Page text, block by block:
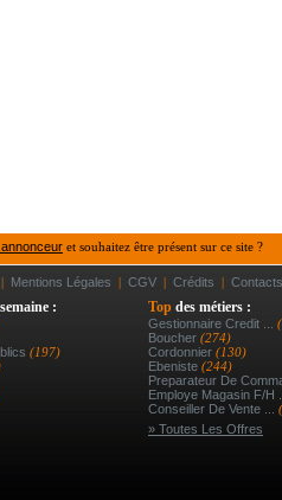
annonceur et souhaitez être présent sur ce site ?
| Mentions Légales | CGV | Crédits | Contacts
:
(197)
Top des métiers :
Gestionnaire Credit ...
Boucher (274)
Cordonnier (130)
Ebeniste (244)
Preparateur De
Employe Magasin F/h
Conseiller De Vente ...
» Toutes Les Offres